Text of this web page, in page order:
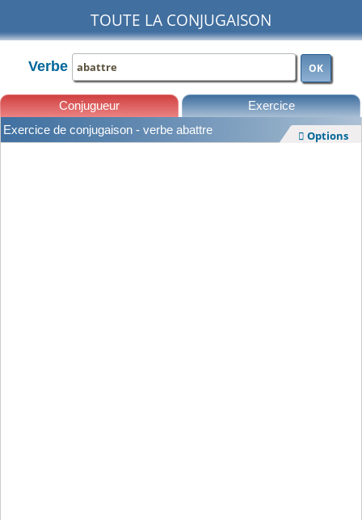
TOUTE LA CONJUGAISON
Verbe OK
Conjugueur Exercice
Exercice de conjugaison - verbe abattre  Options